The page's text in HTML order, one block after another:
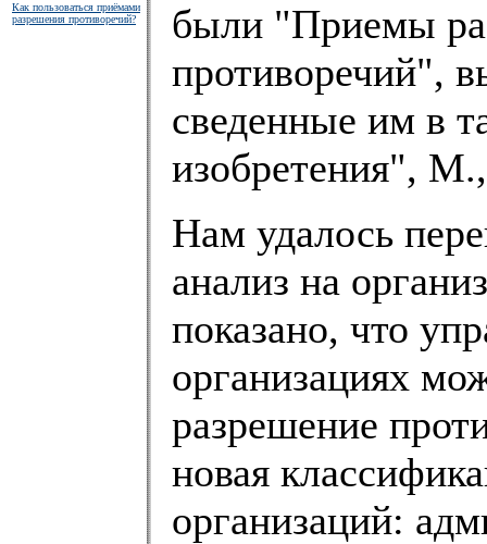
Как пользоваться приёмами
разрешения противоречий?
были "Приемы
противоречий",
сведенные им в
изобретения",
Нам удалось
анализ на
показано, что
организациях
разрешение
новая
организаций: